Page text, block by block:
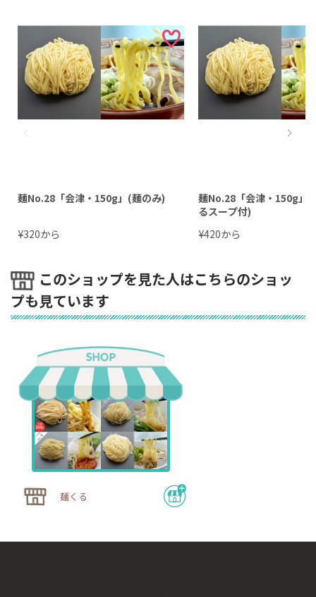
麺No.28「会津・150g」(麺のみ)
¥320から
麺No.28「会津・150g」
るスープ付)
¥420から
このショップを見た人はこちらのショッ
プも見ています
麺くる